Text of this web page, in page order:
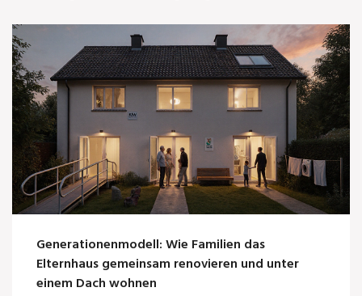
Generationenmodell: Wie Familien das
Elternhaus gemeinsam renovieren und unter
einem Dach wohnen